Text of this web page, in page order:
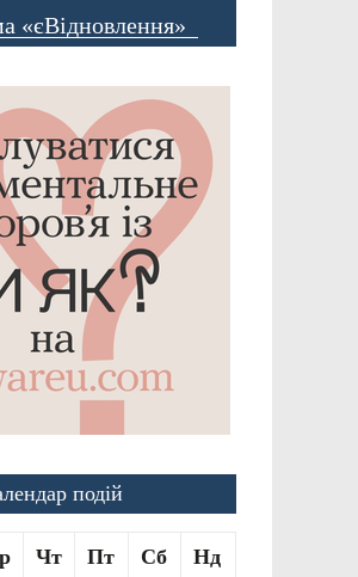
«єВідновлення»
подій
Чт Пт Сб Нд